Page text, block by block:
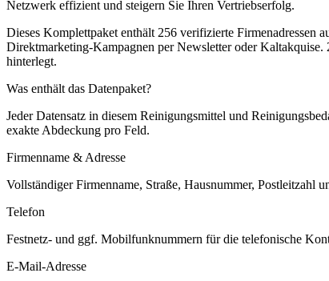
Netzwerk effizient und steigern Sie Ihren Vertriebserfolg.
Dieses Komplettpaket enthält 256 verifizierte Firmenadressen
Direktmarketing-Kampagnen per Newsletter oder Kaltakquise.
hinterlegt.
Was enthält das Datenpaket?
Jeder Datensatz in diesem Reinigungsmittel und
exakte Abdeckung pro Feld.
Firmenname & Adresse
Vollständiger Firmenname, Straße, Hausnummer, Postleitzahl
Telefon
Festnetz- und ggf. Mobilfunknummern für die telefonische
E-Mail-Adresse